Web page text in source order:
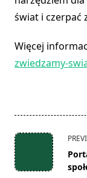
świat i czerpać
Więcej
zwiedzamy-
<span
class="nav-
subtitle